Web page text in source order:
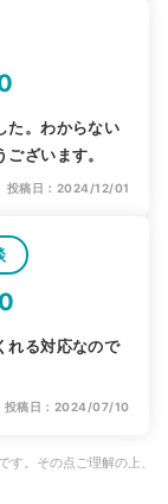
た。わからない
ざいます。
投稿日：2024/12/01
れる対応なので
投稿日：2024/07/10
。その点ご理解の上、